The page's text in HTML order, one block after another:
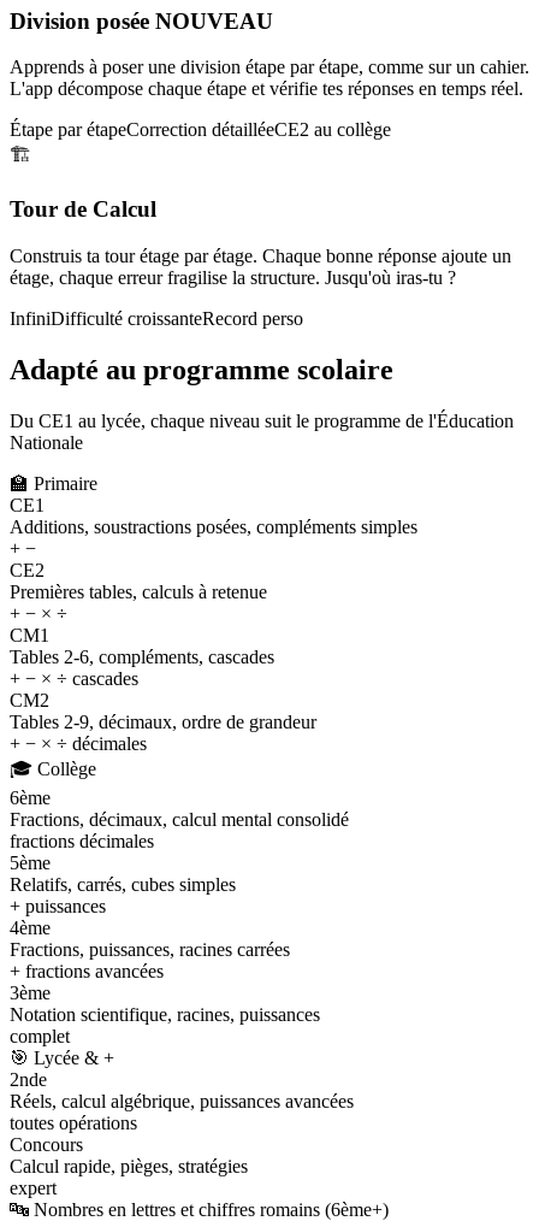
Division posée NOUVEAU
Apprends à poser une division étape par étape, comme sur un cahier.
L'app décompose chaque étape et vérifie tes réponses en temps réel.
Étape par étapeCorrection détailléeCE2 au collège
🏗️
Tour de Calcul
Construis ta tour étage par étage. Chaque bonne réponse ajoute un
étage, chaque erreur fragilise la structure. Jusqu'où iras-tu ?
InfiniDifficulté croissanteRecord perso
Adapté au programme scolaire
Du CE1 au lycée, chaque niveau suit le programme de l'Éducation
Nationale
🏫 Primaire
CE1
Additions, soustractions posées, compléments simples
+ −
CE2
Premières tables, calculs à retenue
+ − × ÷
CM1
Tables 2-6, compléments, cascades
+ − × ÷ cascades
CM2
Tables 2-9, décimaux, ordre de grandeur
+ − × ÷ décimales
🎓 Collège
6ème
Fractions, décimaux, calcul mental consolidé
fractions décimales
5ème
Relatifs, carrés, cubes simples
+ puissances
4ème
Fractions, puissances, racines carrées
+ fractions avancées
3ème
Notation scientifique, racines, puissances
complet
🎯 Lycée & +
2nde
Réels, calcul algébrique, puissances avancées
toutes opérations
Concours
Calcul rapide, pièges, stratégies
expert
🔤 Nombres en lettres et chiffres romains (6ème+)